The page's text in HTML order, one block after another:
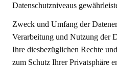
Datenschutzniveaus
Zweck und Umfang der
Verarbeitung und Nutzung der
Ihre diesbezüglichen Rechte
zum Schutz Ihrer Privatsphäre